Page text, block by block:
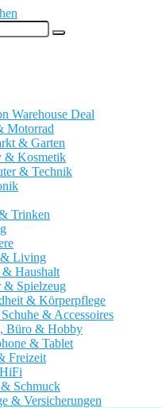
Warehouse Deal
Motorrad
& Garten
& Kosmetik
& Technik
Trinken
Living
Haushalt
& Spielzeug
& Körperpflege
& Accessoires
Büro & Hobby
& Tablet
Freizeit
Schmuck
& Versicherungen